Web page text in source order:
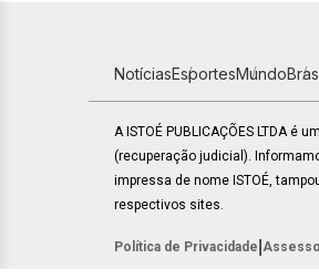
NotíciasEsportesMundo
A ISTOÉ PUBLICAÇÕES LTDA é
(recuperação judicial).
impressa de nome ISTOÉ,
respectivos sites.
Política de Privacidade